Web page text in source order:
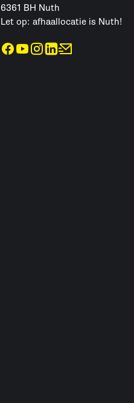
6361 BH Nuth
Let op: afhaallocatie is Nuth!